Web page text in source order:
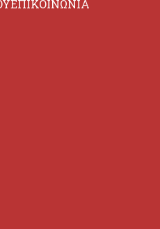
ΕΠΙΚΟΙΝΩΝΙΑ